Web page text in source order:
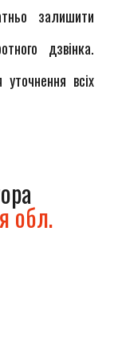
залишити
дзвінка.
всіх
обл.